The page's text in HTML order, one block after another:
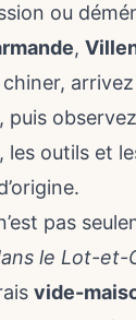
ou
,
chiner,
puis
les outils et
pas
le Lot-et-
vide-